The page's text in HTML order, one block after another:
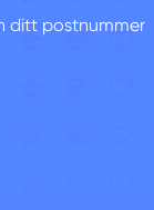
ditt postnummer